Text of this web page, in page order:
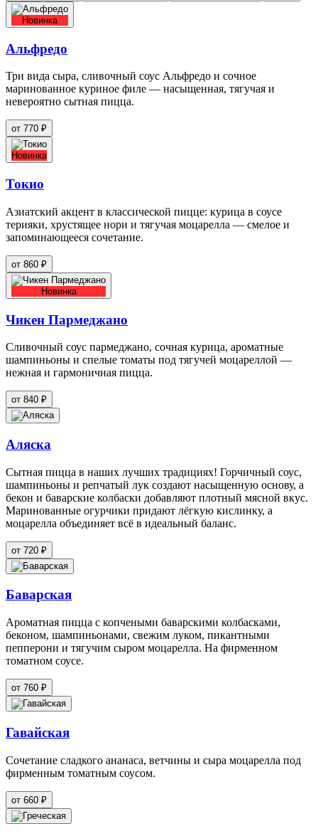
Новинка
Альфредо
Три вида сыра, сливочный соус Альфредо и сочное
маринованное куриное филе — насыщенная, тягучая и
невероятно сытная пицца.
от 770 ₽
Новинка
Токио
Азиатский акцент в классической пицце: курица в соусе
терияки, хрустящее нори и тягучая моцарелла — смелое и
запоминающееся сочетание.
от 860 ₽
Новинка
Чикен Пармеджано
Сливочный соус пармеджано, сочная курица, ароматные
шампиньоны и спелые томаты под тягучей моцареллой —
нежная и гармоничная пицца.
от 840 ₽
Аляска
Сытная пицца в наших лучших традициях! Горчичный соус,
шампиньоны и репчатый лук создают насыщенную основу, а
бекон и баварские колбаски добавляют плотный мясной вкус.
Маринованные огурчики придают лёгкую кислинку, а
моцарелла объединяет всё в идеальный баланс.
от 720 ₽
Баварская
Ароматная пицца с копчеными баварскими колбасками,
беконом, шампиньонами, свежим луком, пикантными
пепперони и тягучим сыром моцарелла. На фирменном
томатном соусе.
от 760 ₽
Гавайская
Сочетание сладкого ананаса, ветчины и сыра моцарелла под
фирменным томатным соусом.
от 660 ₽